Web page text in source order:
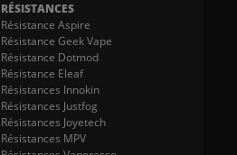
RÉSISTANCES
Résistance Aspire
Résistance Geek Vape
Résistance Dotmod
Résistance Eleaf
Résistances Innokin
Résistances Justfog
Résistances Joyetech
Résistances MPV